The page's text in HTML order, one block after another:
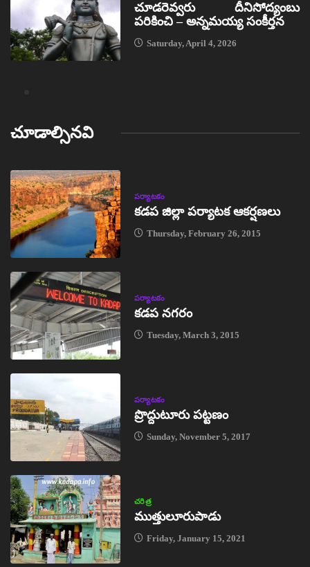
చూడరెవ్వరు దీనిసోద్యంబు
పరికించి – అన్నమయ్య సంకీర్తన
Saturday, April 4, 2026
చూడాల్సినవి
పర్యాటకం
కడప జిల్లా పర్యాటక ఆకర్షణలు
Thursday, February 26, 2015
పర్యాటకం
కడప నగరం
Tuesday, March 3, 2015
పర్యాటకం
ప్రొద్దుటూరు పట్టణం
Sunday, November 5, 2017
చరిత్ర
ముత్తులూరుపాడు
Friday, January 15, 2021